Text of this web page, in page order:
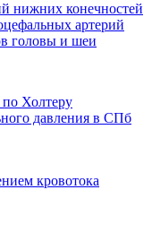
нижних конечностей
артерий
головы и шеи
Холтеру
давления в СПб
кровотока